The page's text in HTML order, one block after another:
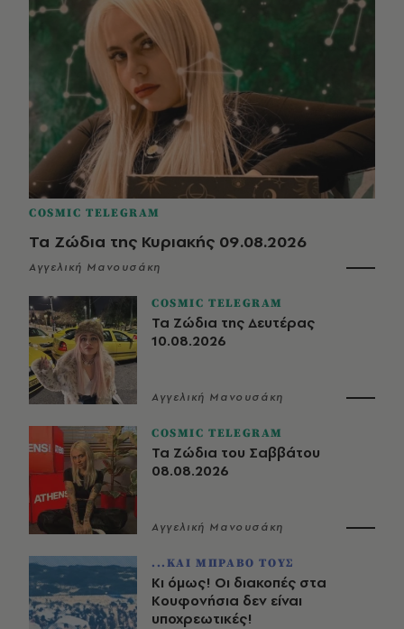
COSMIC TELEGRAM
Τα Ζώδια της Κυριακής 09.08.2026
Αγγελική Μανουσάκη
COSMIC TELEGRAM
Τα Ζώδια της Δευτέρας
10.08.2026
Αγγελική Μανουσάκη
COSMIC TELEGRAM
Τα Ζώδια του Σαββάτου
08.08.2026
Αγγελική Μανουσάκη
...ΚΑΙ ΜΠΡΑΒΟ ΤΟΥΣ
Κι όμως! Οι διακοπές στα
Κουφονήσια δεν είναι
υποχρεωτικές!